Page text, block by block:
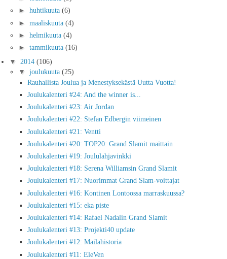
► huhtikuuta (6)
► maaliskuuta (4)
► helmikuuta (4)
► tammikuuta (16)
▼ 2014 (106)
▼ joulukuuta (25)
Rauhallista Joulua ja Menestyksekästä Uutta Vuotta!
Joulukalenteri #24: And the winner is...
Joulukalenteri #23: Air Jordan
Joulukalenteri #22: Stefan Edbergin viimeinen
Joulukalenteri #21: Ventti
Joulukalenteri #20: TOP20: Grand Slamit maittain
Joulukalenteri #19: Joululahjavinkki
Joulukalenteri #18: Serena Williamsin Grand Slamit
Joulukalenteri #17: Nuorimmat Grand Slam-voittajat
Joulukalenteri #16: Kontinen Lontoossa marraskuussa?
Joulukalenteri #15: eka piste
Joulukalenteri #14: Rafael Nadalin Grand Slamit
Joulukalenteri #13: Projekti40 update
Joulukalenteri #12: Mailahistoria
Joulukalenteri #11: EleVen